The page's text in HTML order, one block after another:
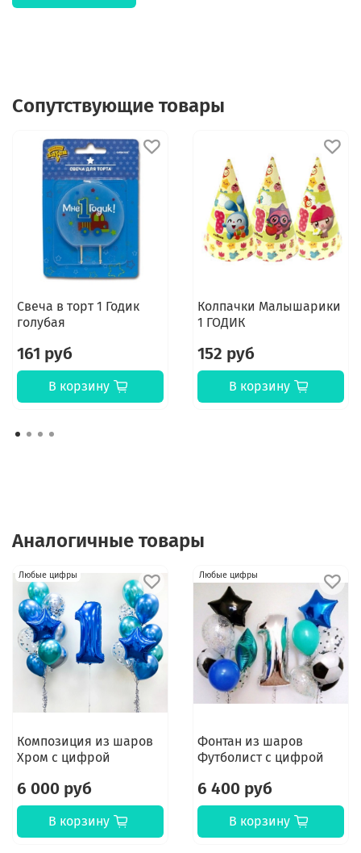
Сопутствующие товары
Свеча в торт 1 Годик
голубая
161 руб
В корзину
Колпачки Малышарики
1 ГОДИК
152 руб
В корзину
Аналогичные товары
Любые цифры
Композиция из шаров
Хром с цифрой
6 000 руб
В корзину
Любые цифры
Фонтан из шаров
Футболист с цифрой
6 400 руб
В корзину